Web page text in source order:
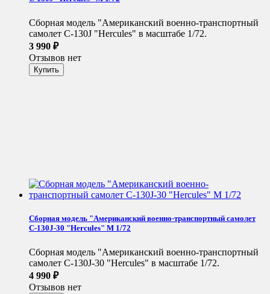
Сборная модель "Американский военно-транспортный
самолет С-130J "Hercules" в масштабе 1/72.
3 990 ₽
Отзывов нет
Сборная модель "Американский военно-транспортный самолет
С-130J-30 "Hercules" М 1/72
Сборная модель "Американский военно-транспортный
самолет С-130J-30 "Hercules" в масштабе 1/72.
4 990 ₽
Отзывов нет